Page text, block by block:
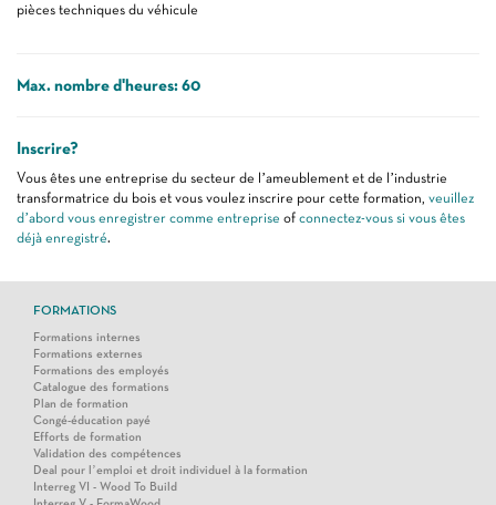
pièces techniques du véhicule
Max. nombre d'heures: 60
Inscrire?
Vous êtes une entreprise du secteur de l’ameublement et de l’industrie
transformatrice du bois et vous voulez inscrire pour cette formation, veuillez
d’abord vous enregistrer comme entreprise of connectez-vous si vous êtes
déjà enregistré.
FORMATIONS
Formations internes
Formations externes
Formations des employés
Catalogue des formations
Plan de formation
Congé-éducation payé
Efforts de formation
Validation des compétences
Deal pour l’emploi et droit individuel à la formation
Interreg VI - Wood To Build